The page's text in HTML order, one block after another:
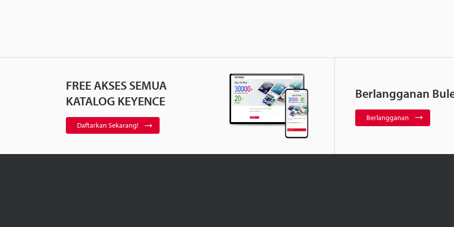
FREE AKSES SEMUA
KATALOG KEYENCE
Daftarkan Sekarang!
Berlangganan
Berlangganan